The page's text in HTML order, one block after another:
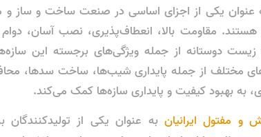
عنوان یکی از اجزای اساسی در صنعت ساخت و ساز و
هستند. مقاومت بالا، انعطاف‌پذیری، نصب آسان،
دوستانه از جمله ویژگی‌های برجسته این
مختلف از جمله پایداری شیب‌ها، ساخت سدها،
به بهبود کیفیت و پایداری سازه‌ها کمک می‌کند.
مفتول ایرانیان به عنوان یکی از تولیدکنندگان